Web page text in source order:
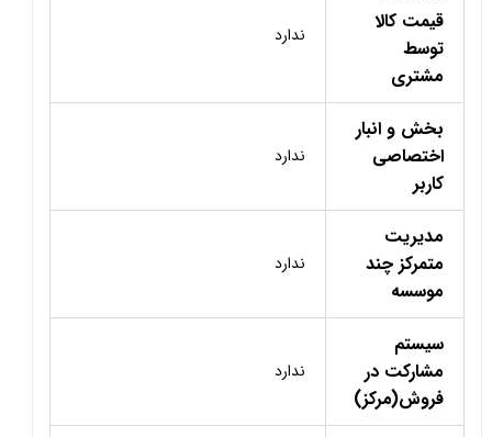
قیمت کالا
توسط
مشتری
ندارد
بخش و انبار
اختصاصی
کاربر
ندارد
مدیریت
متمرکز چند
موسسه
ندارد
سیستم
مشارکت در
فروش(مرکز)
ندارد